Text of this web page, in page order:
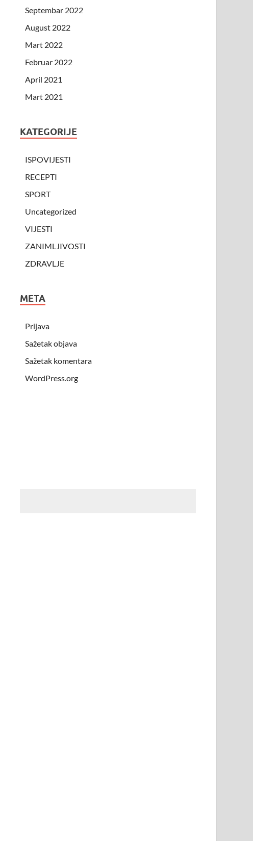
Septembar 2022
August 2022
Mart 2022
Februar 2022
April 2021
Mart 2021
KATEGORIJE
ISPOVIJESTI
RECEPTI
SPORT
Uncategorized
VIJESTI
ZANIMLJIVOSTI
ZDRAVLJE
META
Prijava
Sažetak objava
Sažetak komentara
WordPress.org